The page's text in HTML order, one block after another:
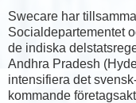
Swecare har
Socialdepartementet
de indiska
Andhra Pradesh
intensifiera det
kommande